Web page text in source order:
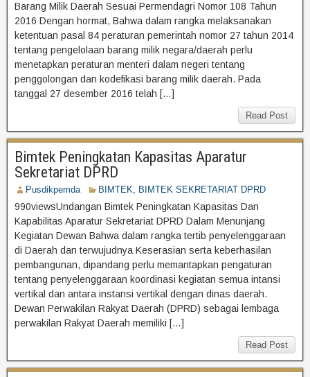
Barang Milik Daerah Sesuai Permendagri Nomor 108 Tahun
2016 Dengan hormat, Bahwa dalam rangka melaksanakan
ketentuan pasal 84 peraturan pemerintah nomor 27 tahun 2014
tentang pengelolaan barang milik negara/daerah perlu
menetapkan peraturan menteri dalam negeri tentang
penggolongan dan kodefikasi barang milik daerah. Pada
tanggal 27 desember 2016 telah […]
Read Post
Bimtek Peningkatan Kapasitas Aparatur
Sekretariat DPRD
Pusdikpemda BIMTEK, BIMTEK SEKRETARIAT DPRD
990viewsUndangan Bimtek Peningkatan Kapasitas Dan
Kapabilitas Aparatur Sekretariat DPRD Dalam Menunjang
Kegiatan Dewan Bahwa dalam rangka tertib penyelenggaraan
di Daerah dan terwujudnya Keserasian serta keberhasilan
pembangunan, dipandang perlu memantapkan pengaturan
tentang penyelenggaraan koordinasi kegiatan semua intansi
vertikal dan antara instansi vertikal dengan dinas daerah.
Dewan Perwakilan Rakyat Daerah (DPRD) sebagai lembaga
perwakilan Rakyat Daerah memiliki […]
Read Post